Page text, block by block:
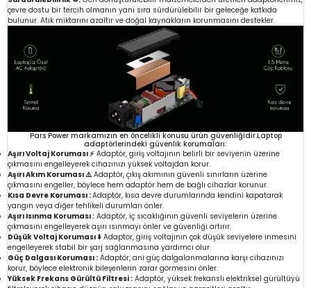
çevre dostu bir tercih olmanın yanı sıra sürdürülebilir bir geleceğe katkıda
bulunur. Atık miktarını azaltır ve doğal kaynakların korunmasını destekler.
Pars Power markamızın en öncelikli konusu ürün güvenliğidir.Laptop
adaptörlerindeki güvenlik korumaları:
Aşırı Voltaj Koruması ⚡ Adaptör, giriş voltajının belirli bir seviyenin üzerine
çıkmasını engelleyerek cihazınızı yüksek voltajdan korur.
Aşırı Akım Koruması ⚠️Adaptör, çıkış akımının güvenli sınırların üzerine
çıkmasını engeller, böylece hem adaptör hem de bağlı cihazlar korunur.
Kısa Devre Koruması :Adaptör, kısa devre durumlarında kendini kapatarak
yangın veya diğer tehlikeli durumları önler.
Aşırı Isınma Koruması : Adaptör, iç sıcaklığının güvenli seviyelerin üzerine
çıkmasını engelleyerek aşırı ısınmayı önler ve güvenliği artırır.
Düşük Voltaj Koruması ⬇️ Adaptör, giriş voltajının çok düşük seviyelere inmesini
engelleyerek stabil bir şarj sağlanmasına yardımcı olur.
Güç Dalgası Koruması : Adaptör, ani güç dalgalanmalarına karşı cihazınızı
korur, böylece elektronik bileşenlerin zarar görmesini önler.
Yüksek Frekans Gürültü Filtresi : Adaptör, yüksek frekanslı elektriksel gürültüyü